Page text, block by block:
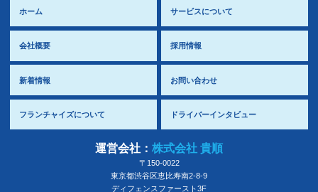
ホーム サービスについて
会社概要 採用情報
新着情報 お問い合わせ
フランチャイズについて ドライバーインタビュー
運営会社： 株式会社 貴順
〒150-0022
東京都渋谷区恵比寿南2-8-9
ディフェンスファースト3F